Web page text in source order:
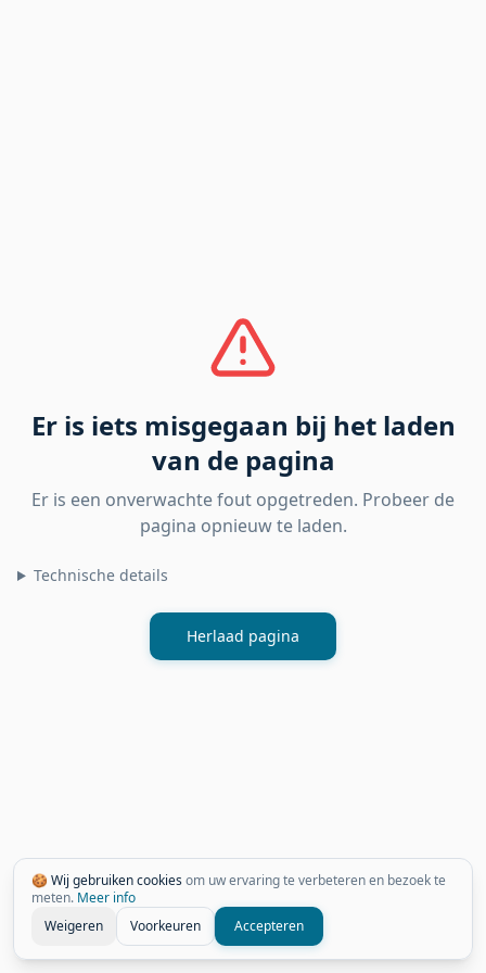
🍪 Wij gebruiken cookiesom uw ervaring te verbeteren en bezoek te
meten. Meer info
Weigeren
Voorkeuren Accepteren
Er is iets misgegaan bij het laden
van de pagina
Er is een onverwachte fout opgetreden. Probeer de
pagina opnieuw te laden.
Technische details
Herlaad pagina